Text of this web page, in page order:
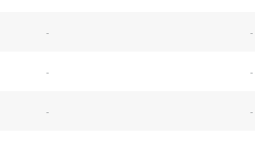
- -
- -
- -